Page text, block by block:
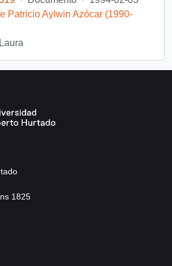
Patricio Aylwin Azócar (1990-
1825